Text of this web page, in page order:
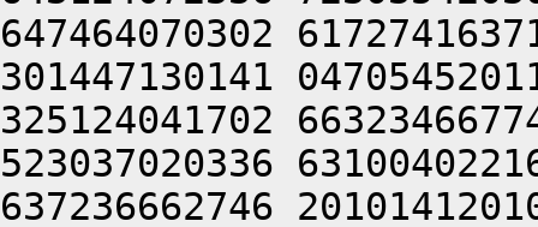
647464070302
301447130141
325124041702
523037020336
637236662746